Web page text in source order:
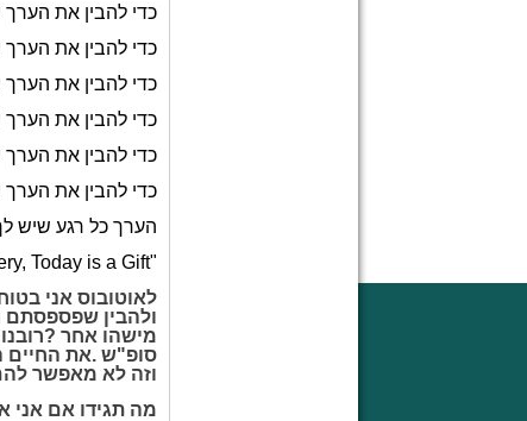
כדי להבין את הערך
כדי להבין את הערך
כדי להבין את הערך
כדי להבין את הערך
כדי להבין את הערך
כדי להבין את הערך
הערך כל רגע שיש
Today is a Gift"
לאוטובוס אני
ולהבין שפספסתם
מישהו אחר ?רובנו
סופ"ש .את החיים
וזה לא מאפשר
מה תגידו אם אני